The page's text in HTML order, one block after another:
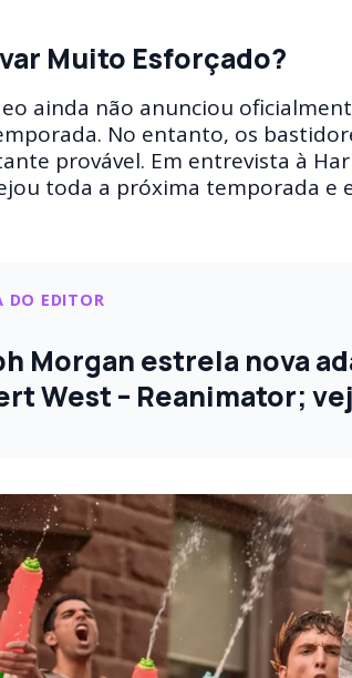
Muito Esforçado?
ainda não anunciou
No entanto, os
provável. Em entrevista à
toda a próxima temporada e
DO EDITOR
Morgan estrela nova
West – Reanimator;